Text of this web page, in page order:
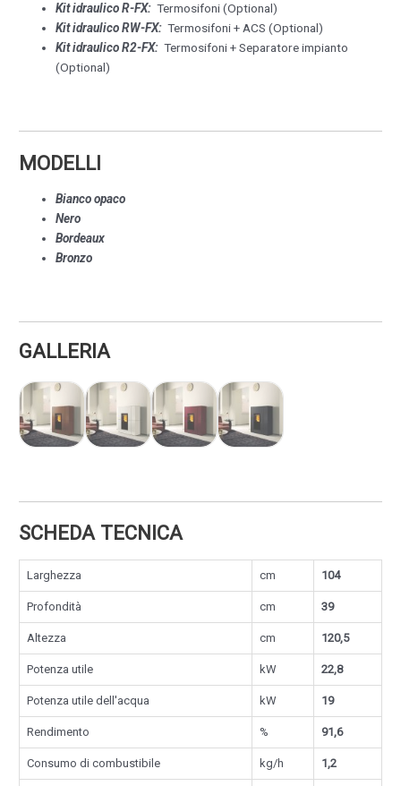
Kit idraulico R-FX: Termosifoni (Optional)
Kit idraulico RW-FX: Termosifoni + ACS (Optional)
Kit idraulico R2-FX: Termosifoni + Separatore impianto
(Optional)
MODELLI
Bianco opaco
Nero
Bordeaux
Bronzo
GALLERIA
SCHEDA TECNICA
Larghezza cm 104
Profondità cm 39
Altezza cm 120,5
Potenza utile kW 22,8
Potenza utile dell'acqua kW 19
Rendimento % 91,6
Consumo di combustibile kg/h 1,2